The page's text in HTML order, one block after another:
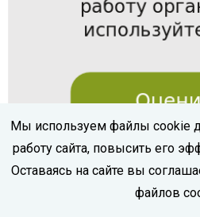
Мы используем файлы cookie
работу сайта, повысить его
Оставаясь на сайте вы
файлов